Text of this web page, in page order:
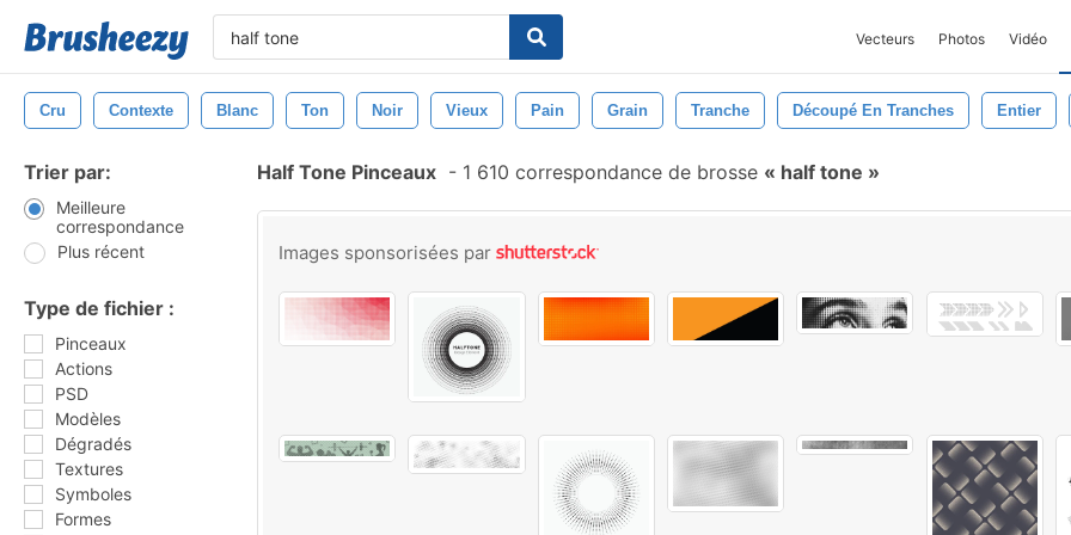
Vecteurs Photos Vidéo
Cru Contexte Blanc Ton Noir Vieux Pain Grain Tranche Découpé En Tranches Entier
Trier par:
Meilleure
correspondance
Plus récent
Type de fichier :
Pinceaux
Actions
PSD
Modèles
Dégradés
Textures
Symboles
Formes
Half Tone Pinceaux - 1 610 correspondance de brosse half tone
Images sponsorisées par